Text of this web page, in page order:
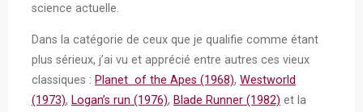
science actuelle.
Dans la catégorie de ceux que je qualifie comme étant
plus sérieux, j’ai vu et apprécié entre autres ces vieux
classiques : Planet of the Apes (1968), Westworld
(1973), Logan’s run (1976), Blade Runner (1982) et la